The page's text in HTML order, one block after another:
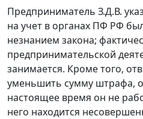
Предприниматель З.Д.В.
на учет в органах ПФ РФ
незнанием закона;
предпринимательской
занимается. Кроме того,
уменьшить сумму штрафа,
настоящее время он не
него находится